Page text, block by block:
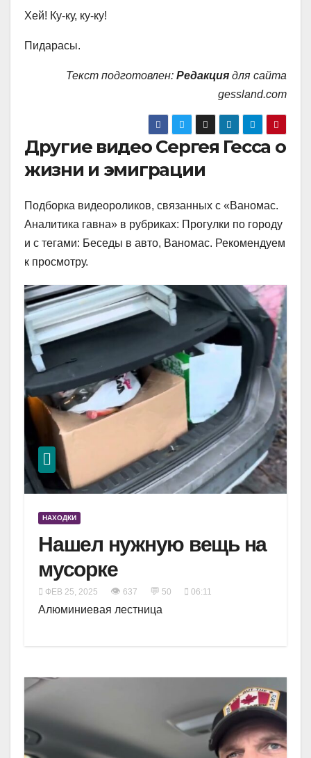
Хей! Ку-ку, ку-ку!
Пидарасы.
Текст подготовлен: Редакция для сайта
gessland.com
Другие видео Сергея Гесса о
жизни и эмиграции
Подборка видеороликов, связанных с «Ваномас.
Аналитика гавна» в рубриках: Прогулки по городу
и с тегами: Беседы в авто, Ваномас. Рекомендуем
к просмотру.
НАХОДКИ
Нашел нужную вещь на
мусорке
ФЕВ 25, 2025 👁 637 💬 50 06:11
Алюминиевая лестница